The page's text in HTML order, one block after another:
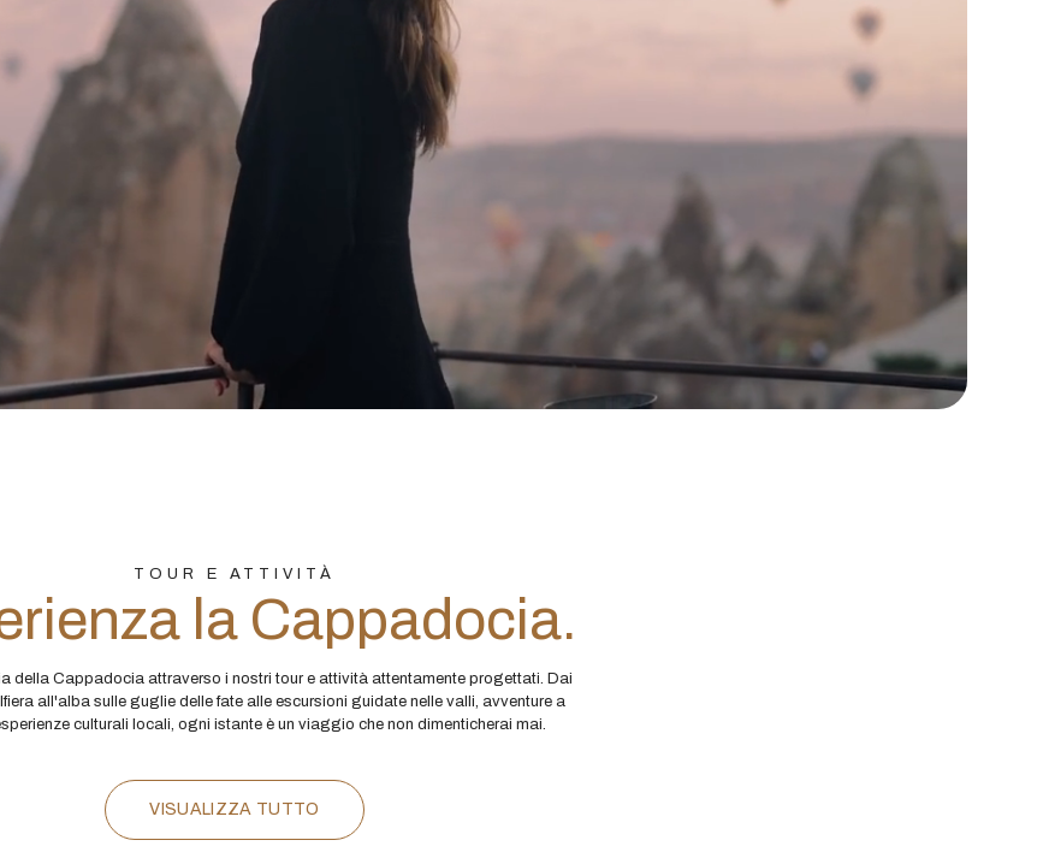
TOUR E ATTIVITÀ
la Cappadocia.
della Cappadocia attraverso i nostri tour e attività attentamente progettati. Dai
all'alba sulle guglie delle fate alle escursioni guidate nelle valli, avventure a
culturali locali, ogni istante è un viaggio che non dimenticherai mai.
VISUALIZZA TUTTO